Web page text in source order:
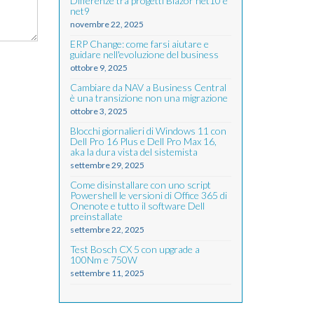
net9
novembre 22, 2025
ERP Change: come farsi aiutare e
guidare nell'evoluzione del business
ottobre 9, 2025
Cambiare da NAV a Business Central
è una transizione non una migrazione
ottobre 3, 2025
Blocchi giornalieri di Windows 11 con
Dell Pro 16 Plus e Dell Pro Max 16,
aka la dura vista del sistemista
settembre 29, 2025
Come disinstallare con uno script
Powershell le versioni di Office 365 di
Onenote e tutto il software Dell
preinstallate
settembre 22, 2025
Test Bosch CX 5 con upgrade a
100Nm e 750W
settembre 11, 2025